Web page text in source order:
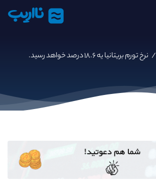
نااریب
/ نرخ تورم بریتانیا یه ۱۸.۶ درصد خواهد رسید.